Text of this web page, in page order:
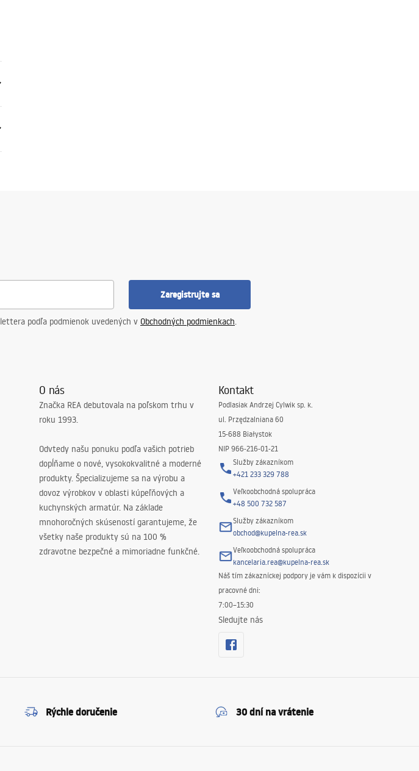
Zaregistrujte sa
podľa podmienok uvedených v Obchodných podmienkach.
O nás
Značka REA debutovala na poľskom trhu v
roku 1993.
Odvtedy našu ponuku podľa vašich potrieb
dopĺňame o nové, vysokokvalitné a moderné
produkty. Špecializujeme sa na výrobu a
dovoz výrobkov v oblasti kúpeľňových a
kuchynských armatúr. Na základe
mnohoročných skúseností garantujeme, že
všetky naše produkty sú na 100 %
zdravotne bezpečné a mimoriadne funkčné.
Kontakt
Podlasiak Andrzej Cylwik sp. k.
ul. Przędzalniana 60
15-688 Białystok
NIP 966-216-01-21
Služby zákazníkom
+421 233 329 788
Veľkoobchodná spolupráca
+48 500 732 587
Služby zákazníkom
obchod@kupelna-rea.sk
Veľkoobchodná spolupráca
kancelaria.rea@kupelna-rea.sk
Náš tím zákazníckej podpory je vám k dispozícii v
pracovné dni:
7:00–15:30
Sledujte nás
Rýchle doručenie 30 dní na vrátenie